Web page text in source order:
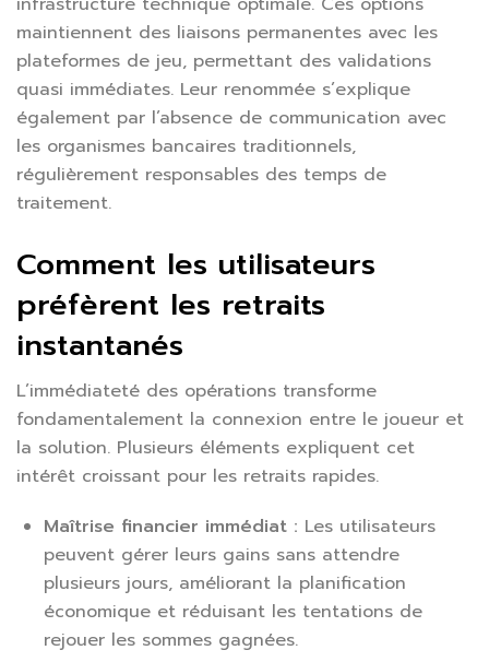
maintiennent des liaisons permanentes avec les
plateformes de jeu, permettant des validations
quasi immédiates. Leur renommée s’explique
également par l’absence de communication avec
les organismes bancaires traditionnels,
régulièrement responsables des temps de
traitement.
Comment les utilisateurs
préfèrent les retraits
instantanés
L’immédiateté des opérations transforme
fondamentalement la connexion entre le joueur et
la solution. Plusieurs éléments expliquent cet
intérêt croissant pour les retraits rapides.
Maîtrise financier immédiat : Les utilisateurs
peuvent gérer leurs gains sans attendre
plusieurs jours, améliorant la planification
économique et réduisant les tentations de
rejouer les sommes gagnées.